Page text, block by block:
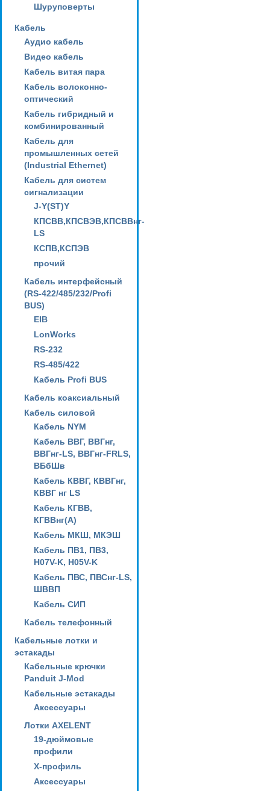
Шуруповерты
Кабель
Аудио кабель
Видео кабель
Кабель витая пара
Кабель волоконно-
оптический
Кабель гибридный и
комбинированный
Кабель для
промышленных сетей
(Industrial Ethernet)
Кабель для систем
сигнализации
J-Y(ST)Y
КПСВВ,КПСВЭВ,КПСВВнг-
LS
КСПВ,КСПЭВ
прочий
Кабель интерфейсный
(RS-422/485/232/Profi
BUS)
EIB
LonWorks
RS-232
RS-485/422
Кабель Profi BUS
Кабель коаксиальный
Кабель силовой
Кабель NYM
Кабель ВВГ, ВВГнг,
ВВГнг-LS, ВВГнг-FRLS,
ВБбШв
Кабель КВВГ, КВВГнг,
КВВГ нг LS
Кабель КГВВ,
КГВВнг(А)
Кабель МКШ, МКЭШ
Кабель ПВ1, ПВ3,
H07V-K, H05V-K
Кабель ПВС, ПВСнг-LS,
ШВВП
Кабель СИП
Кабель телефонный
Кабельные лотки и
эстакады
Кабельные крючки
Panduit J-Mod
Кабельные эстакады
Аксессуары
Лотки AXELENT
19-дюймовые
профили
X-профиль
Аксессуары